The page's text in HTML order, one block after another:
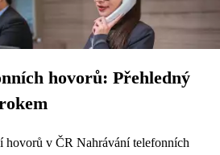
hovorů: Přehledný
hovorů v ČR Nahrávání telefonních